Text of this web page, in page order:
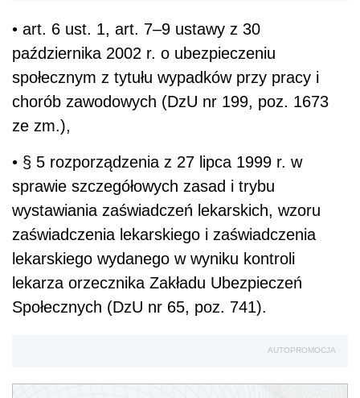
• art. 6 ust. 1, art. 7–9 ustawy z 30
października 2002 r. o ubezpieczeniu
społecznym z tytułu wypadków przy pracy i
chorób zawodowych (DzU nr 199, poz. 1673
ze zm.),
• § 5 rozporządzenia z 27 lipca 1999 r. w
sprawie szczegółowych zasad i trybu
wystawiania zaświadczeń lekarskich, wzoru
zaświadczenia lekarskiego i zaświadczenia
lekarskiego wydanego w wyniku kontroli
lekarza orzecznika Zakładu Ubezpieczeń
Społecznych (DzU nr 65, poz. 741).
AUTOPROMOCJA